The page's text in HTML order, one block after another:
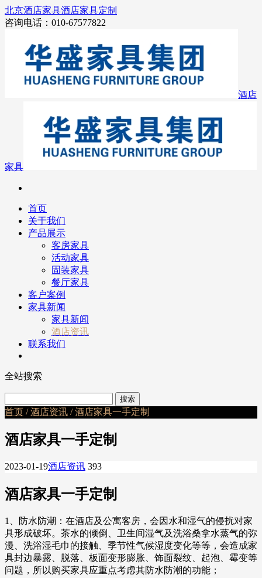
北京酒店家具酒店家具定制
咨询电话：010-67577822
酒店
家具
首页
关于我们
产品展示
客房家具
活动家具
固装家具
餐厅家具
客户案例
家具新闻
家具新闻
酒店资讯
联系我们
全站搜索
首页 /酒店资讯 / 酒店家具一手定制
酒店家具一手定制
2023-01-19酒店资讯 393
酒店家具一手定制
1、防水防潮：在酒店及公寓客房，会因水和湿气的侵扰对家
具形成破坏。茶水的倾倒、卫生间湿气及洗浴桑拿水蒸气的弥
漫、洗浴湿毛巾的接触、季节性气候湿度变化等等，会造成家
具封边暴露、脱落、板面变形膨胀、饰面裂纹、起泡、霉变等
问题，所以购买家具应重点考虑其防水防潮的功能；